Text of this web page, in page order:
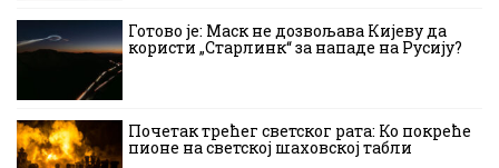
Готово је: Маск не дозвољава Кијеву да
користи „Старлинк“ за нападе на Русију?
Почетак трећег светског рата: Ко покреће
пионе на светској шаховској табли